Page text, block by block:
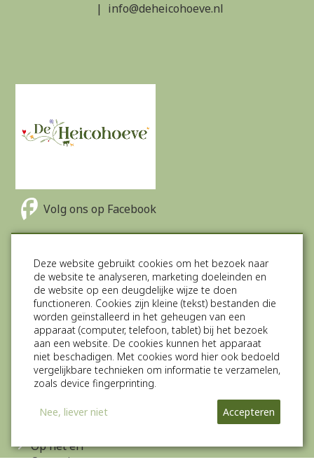
info@deheicohoeve.nl
Volg ons op Facebook
Volg ons op Instagram
Direct boeken
Groepsaccommodatie
Camperplaats
Vakantiehuisjes (Tiny houses)
Vergaderlocatie
Pipowagen
Meer info
Op het erf
Omgeving
Deze website gebruikt cookies om het bezoek naar
de website te analyseren, marketing doeleinden en
de website op een deugdelijke wijze te doen
functioneren. Cookies zijn kleine (tekst) bestanden die
worden geïnstalleerd in het geheugen van een
apparaat (computer, telefoon, tablet) bij het bezoek
aan een website. De cookies kunnen het apparaat
niet beschadigen. Met cookies word hier ook bedoeld
vergelijkbare technieken om informatie te verzamelen,
zoals device fingerprinting.
Nee, liever niet Accepteren